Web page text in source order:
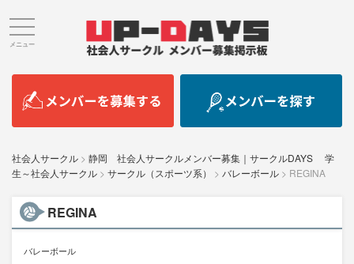
メニュー
社会人サークル > 静岡 社会人サークルメンバー募集｜サークルDAYS 学
生～社会人サークル > サークル（スポーツ系） > バレーボール > REGINA
REGINA
バレーボール